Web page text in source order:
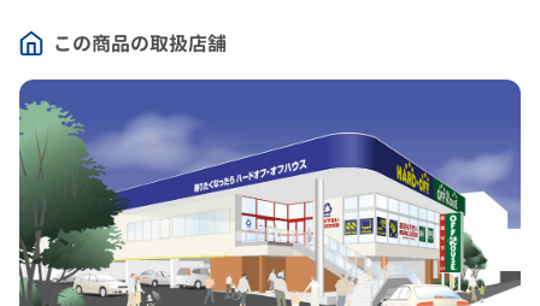
この商品の取扱店舗